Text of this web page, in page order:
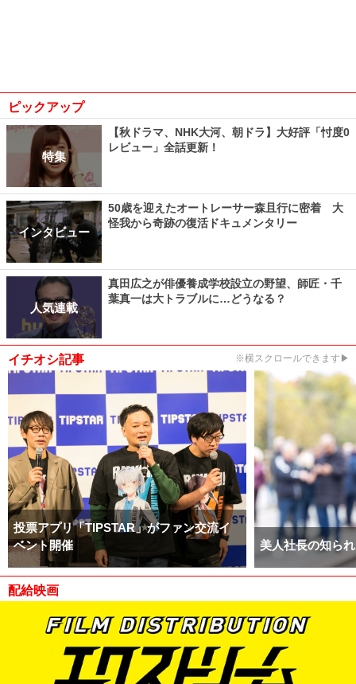
ピックアップ
特集
【秋ドラマ、NHK大河、朝ドラ】大好評「忖度0
レビュー」全話更新！
インタビュー
50歳を迎えたオートレーサー森且行に密着 大
怪我から奇跡の復活ドキュメンタリー
人気連載
真田広之が俳優養成学校設立の野望、師匠・千
葉真一は大トラブルに…どうなる？
イチオシ記事 ※横スクロールできます▶
投票アプリ「TIPSTAR」がファン交流イ
ベント開催
美人社長の知ら
配給映画